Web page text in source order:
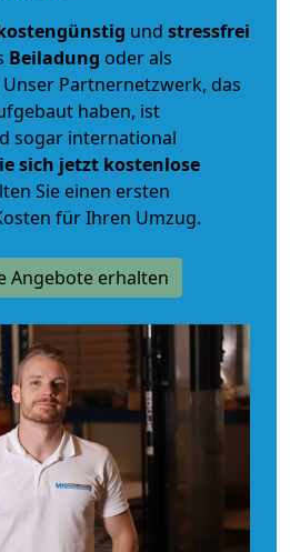
und stressfrei
Beiladung oder als
Unser Partnernetzwerk, das
haben, ist
sogar international
sich jetzt kostenlose
Sie einen ersten
für Ihren Umzug.
Angebote erhalten